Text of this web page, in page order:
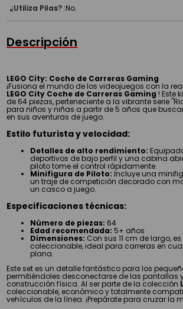
¿Utiliza Pilas? :No.
Descripción
LEGO City: Coche de Carreras Gaming
¡Fusiona el mundo de los videojuegos con la
LEGO City Coche de Carreras Gaming ! Este
de 64 piezas, perteneciente a la vibrante serie
para niños y niñas a partir de 5 años que
en sus aventuras de juego.
Estilo futurista y velocidad:
Detalles de alto rendimiento:
deportivos de bajo perfil y una cabina
piloto tome el control rápidamente.
Minifigura de Piloto: Incluye una
un traje de competición decorado con
un casco a juego.
Especificaciones técnicas:
Número de piezas: 64
Edad recomendada: 5+ años
Dimensiones: Con sus 11 cm de largo,
coleccionable, ideal para carreras en
plana.
Este set es un detalle fantástico para los
permitiéndoles desconectarse de las pantallas
construcción física. Al ser parte de la colección
coleccionable, económico y totalmente
vehículos de la línea. ¡Prepárate para cruzar la